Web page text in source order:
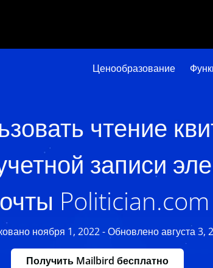
Ценообразование
чтение
записи
Politician.com
ноября 1, 2022 - Обновлено августа 3,
Получить Mailbird бесплатно